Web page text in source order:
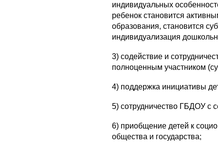
индивидуальных
ребенок становится
образования, становится
индивидуализация
3) содействие и
полноценным участником
4) поддержка инициативы
5) сотрудничество ГБДОУ с
6) приобщение детей к
общества и государства;